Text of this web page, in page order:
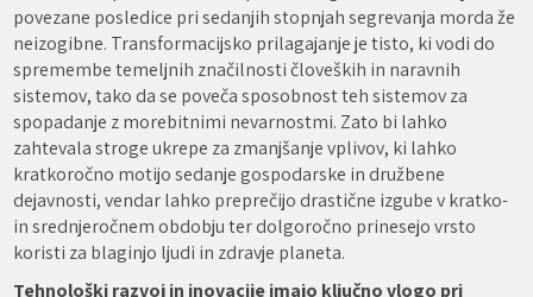
povezane posledice pri sedanjih stopnjah segrevanja morda že
neizogibne. Transformacijsko prilagajanje je tisto, ki vodi do
spremembe temeljnih značilnosti človeških in naravnih
sistemov, tako da se poveča sposobnost teh sistemov za
spopadanje z morebitnimi nevarnostmi. Zato bi lahko
zahtevala stroge ukrepe za zmanjšanje vplivov, ki lahko
kratkoročno motijo sedanje gospodarske in družbene
dejavnosti, vendar lahko preprečijo drastične izgube v kratko-
in srednjeročnem obdobju ter dolgoročno prinesejo vrsto
koristi za blaginjo ljudi in zdravje planeta.
Tehnološki razvoj in inovacije imajo ključno vlogo pri